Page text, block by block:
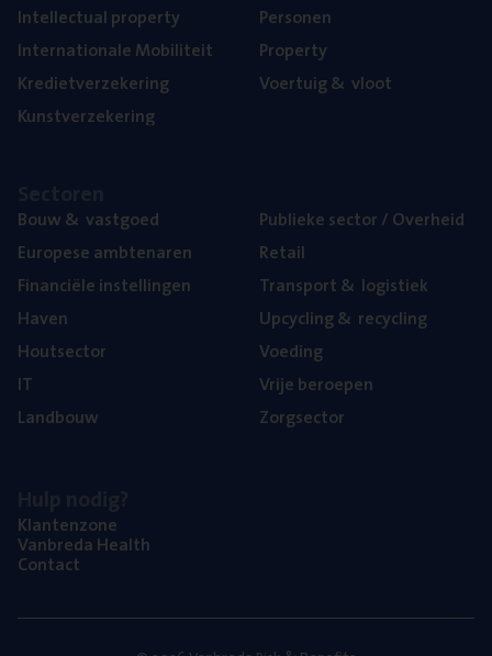
Intel­lec­tu­al property
Inter­na­ti­o­na­le Mobiliteit
Kre­diet­ver­ze­ke­ring
Kunst­ver­ze­ke­ring
Per­so­nen
Pro­per­ty
Voer­tuig& vloot
Bouw& vastgoed
Euro­pe­se ambtenaren
Finan­ci­ë­le instellingen
Haven
Hout­sec­tor
IT
Land­bouw
Publie­ke sec­tor / Overheid
Retail
Trans­port& logistiek
Upcy­cling& recycling
Voe­ding
Vrije beroe­pen
Zorg­sec­tor
Klan­ten­zo­ne
Van­b­re­da Health
Con­tact